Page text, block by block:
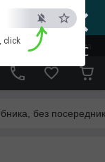
×
ESC
click
на viber
без